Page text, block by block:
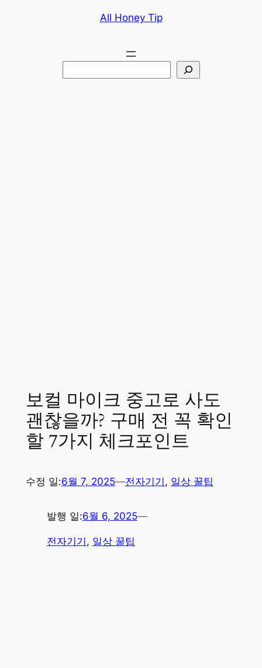
All Honey Tip
보컬 마이크 중고로 사도
괜찮을까? 구매 전 꼭 확인
할 7가지 체크포인트
수정 일:6월 7, 2025—전자기기, 일상 꿀팁
발행 일:6월 6, 2025—
전자기기 , 일상 꿀팁